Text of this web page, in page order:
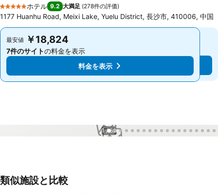
5 ホテルのランク
ホテル 9.2 大満足 (278件の評価)
1177 Huanhu Road, Meixi Lake, Yuelu District, 長沙市, 410006, 中国
最安値 ￥18,824
7件のサイトの料金を表示
料金を表示
最安値 ￥18,824
7件のサイトの料金を表示
料金を表示
1 / 68
類似施設と比較